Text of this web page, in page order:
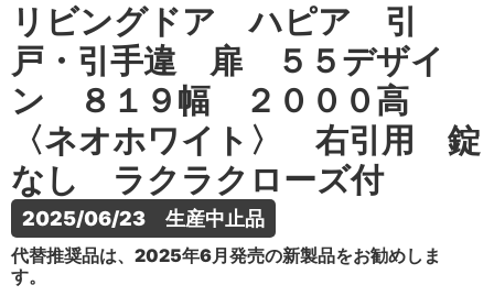
リビングドア ハピア 引
戸・引手違 扉 ５５デザイ
ン ８１９幅 ２０００高
〈ネオホワイト〉 右引用 錠
なし ラクラクローズ付
2025/06/23　生産中止品
代替推奨品は、2025年6月発売の新製品をお勧めしま
す。